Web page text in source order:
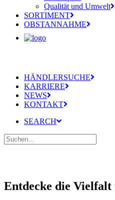
Qualität und Umwelt
SORTIMENT
OBSTANNAHME
HÄNDLERSUCHE
KARRIERE
NEWS
KONTAKT
SEARCH
Entdecke die Vielfalt